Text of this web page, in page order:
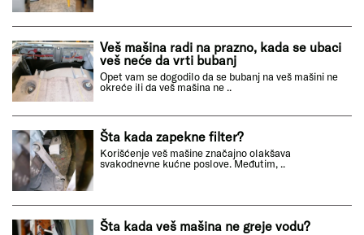
Veš mašina radi na prazno, kada se ubaci
veš neće da vrti bubanj
Opet vam se dogodilo da se bubanj na veš mašini ne
okreće ili da veš mašina ne ..
Šta kada zapekne filter?
Korišćenje veš mašine značajno olakšava
svakodnevne kućne poslove. Međutim, ..
Šta kada veš mašina ne greje vodu?